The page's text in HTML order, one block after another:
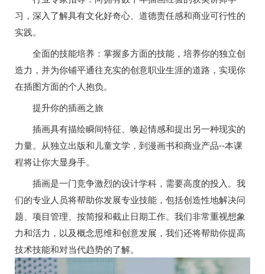
习，深入了解具有文化好奇心、道德责任感和商业可行性的
实践。
全面的技能培养：掌握多方面的技能，培养你的独立创
造力，并为你铺平通往充实的创意职业生涯的道路，实现你
在插图方面的个人抱负。
提升你的插画之旅
插画具有描绘瞬间特征、唤起情感和提出另一种现实的
力量。从独立出版和儿童文学，到漫画书和商业产品--本课
程将让你大显身手。
插画是一门竞争激烈的设计学科，需要高度的投入。我
们的专业人员将帮助你发展专业技能，包括创造性地解决问
题、项目管理、按简报和截止日期工作。我们非常重视想象
力和活力，以及概念思维和创意发展，我们还将帮助你提高
技术技能和对当代趋势的了解。